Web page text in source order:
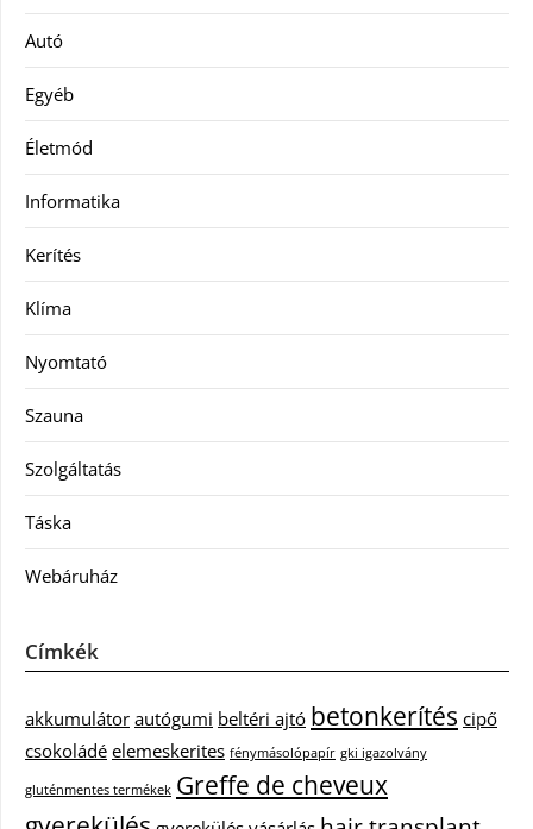
Autó
Egyéb
Életmód
Informatika
Kerítés
Klíma
Nyomtató
Szauna
Szolgáltatás
Táska
Webáruház
Címkék
akkumulátor autógumi beltéri ajtó betonkerítés cipő
csokoládé elemeskerites fénymásolópapír gki igazolvány
gluténmentes termékek Greffe de cheveux